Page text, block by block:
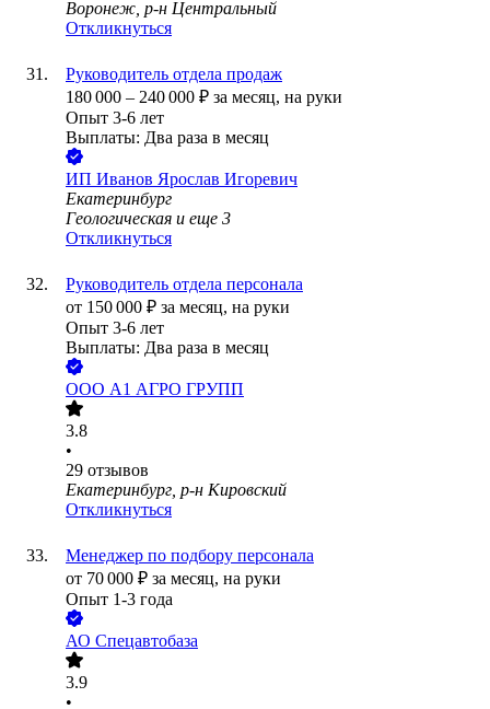
Воронеж, р-н Центральный
Откликнуться
Руководитель отдела продаж
180 000 – 240 000 ₽ за месяц, на руки
Опыт 3-6 лет
Выплаты: Два раза в месяц
ИП Иванов Ярослав Игоревич
Екатеринбург
Геологическая и еще 3
Откликнуться
Руководитель отдела персонала
от 150 000 ₽ за месяц, на руки
Опыт 3-6 лет
Выплаты: Два раза в месяц
ООО А1 АГРО ГРУПП
3.8
•
29 отзывов
Екатеринбург, р-н Кировский
Откликнуться
Менеджер по подбору персонала
от 70 000 ₽ за месяц, на руки
Опыт 1-3 года
АО Спецавтобаза
3.9
•